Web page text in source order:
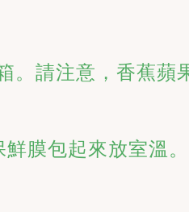
請注意，香蕉蘋
膜包起來放室溫